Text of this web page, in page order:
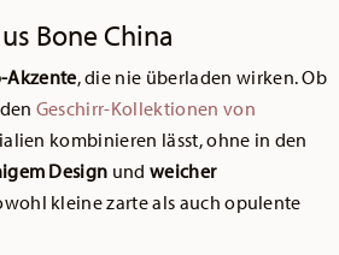
Bone China
Akzente, die nie überladen wirken. Ob
Geschirr-Kollektionen von
kombinieren lässt, ohne in den
Design undweicher
kleine zarte als auch opulente